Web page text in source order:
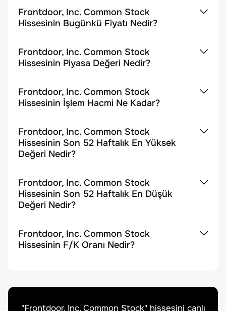
Frontdoor, Inc. Common Stock
Hissesinin Bugünkü Fiyatı Nedir?
Frontdoor, Inc. Common Stock
Hissesinin Piyasa Değeri Nedir?
Frontdoor, Inc. Common Stock
Hissesinin İşlem Hacmi Ne Kadar?
Frontdoor, Inc. Common Stock
Hissesinin Son 52 Haftalık En Yüksek
Değeri Nedir?
Frontdoor, Inc. Common Stock
Hissesinin Son 52 Haftalık En Düşük
Değeri Nedir?
Frontdoor, Inc. Common Stock
Hissesinin F/K Oranı Nedir?
"Frontdoor, Inc. Common Stock" hissesini canlı